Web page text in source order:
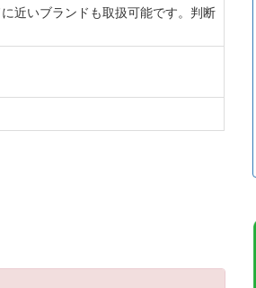
近いブランドも取扱可能です。判断